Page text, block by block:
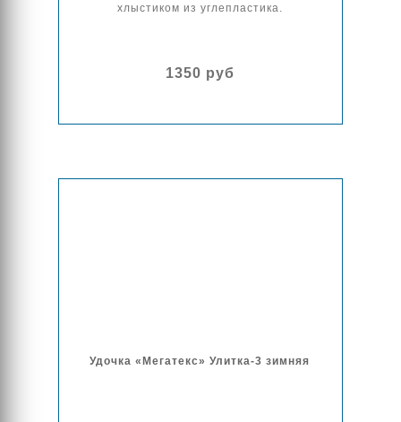
хлыстиком из углепластика.
1350 руб
Удочка «Мегатекс» Улитка-3 зимняя